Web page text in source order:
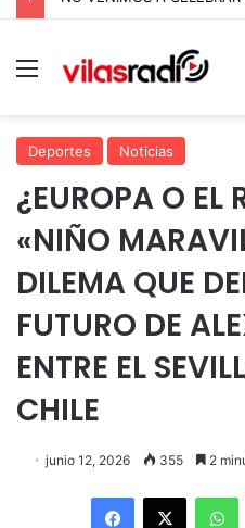
Menú
Deportes Noticias
¿EUROPA O EL
«NIÑO
DILEMA QUE
FUTURO DE
ENTRE EL
CHILE
junio 12, 2026 355 2
Facebook
X